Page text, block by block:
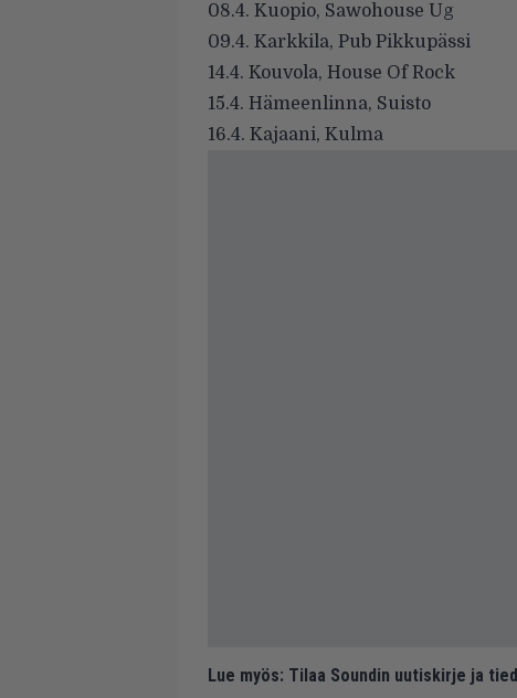
08.4. Kuopio, Sawohouse Ug
09.4. Karkkila, Pub Pikkupässi
14.4. Kouvola, House Of Rock
15.4. Hämeenlinna, Suisto
16.4. Kajaani, Kulma
Lue myös: Tilaa Soundin uutiskirje ja